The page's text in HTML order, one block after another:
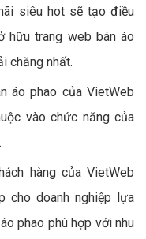
siêu hot sẽ tạo điều
hữu trang web bán áo
chăng nhất.
áo phao của VietWeb
vào chức năng của
hàng của VietWeb
cho doanh nghiệp lựa
phao phù hợp với nhu